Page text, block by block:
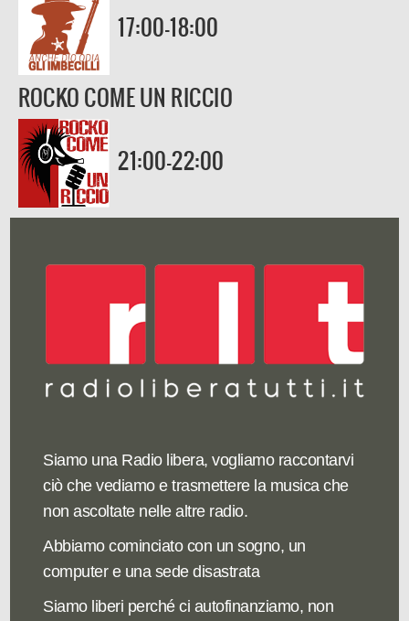
17:00-18:00
ROCKO COME UN RICCIO
21:00-22:00
Siamo una Radio libera, vogliamo raccontarvi
ciò che vediamo e trasmettere la musica che
non ascoltate nelle altre radio.
Abbiamo cominciato con un sogno, un
computer e una sede disastrata
Siamo liberi perché ci autofinanziamo, non